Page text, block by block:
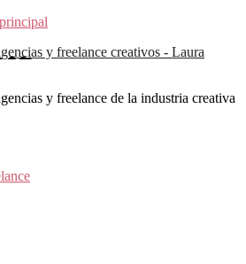
y freelance creativos - Laura
y freelance de la industria creativa